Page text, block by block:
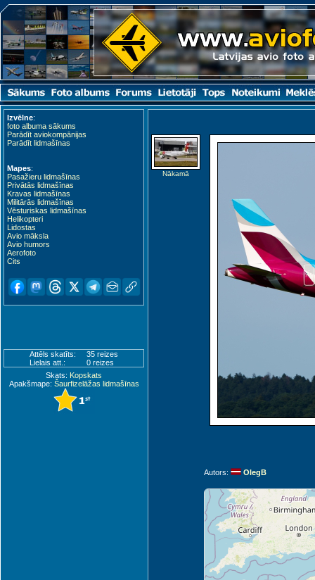
Izvēlne:
foto albuma sākums
Parādīt aviokompānijas
Parādīt lidmašīnas
Mapes:
Pasažieru lidmašīnas
Privātās lidmašīnas
Kravas lidmašīnas
Militārās lidmašīnas
Vēsturiskas lidmašīnas
Helikopteri
Lidostas
Avio māksla
Avio humors
Aerofoto
Cits
Attēls skatīts:
35 reizes
Lielais att.:
0 reizes
Skats: Kopskats
Apakšmape: Šaurfizelāžas lidmašīnas
Nākamā
Autors: OlegB